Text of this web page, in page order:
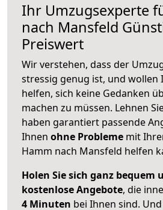
Ihr Umzugsexperte
nach Mansfeld
Preiswert
Wir verstehen, dass der
stressig genug ist, und wollen
helfen, sich keine Gedanken
machen zu müssen. Lehnen
haben garantiert passende
Ihnen ohne Probleme mit
Hamm nach Mansfeld helfen
Holen Sie sich ganz bequem
kostenlose Angebote, die
4 Minuten bei Ihnen sind.